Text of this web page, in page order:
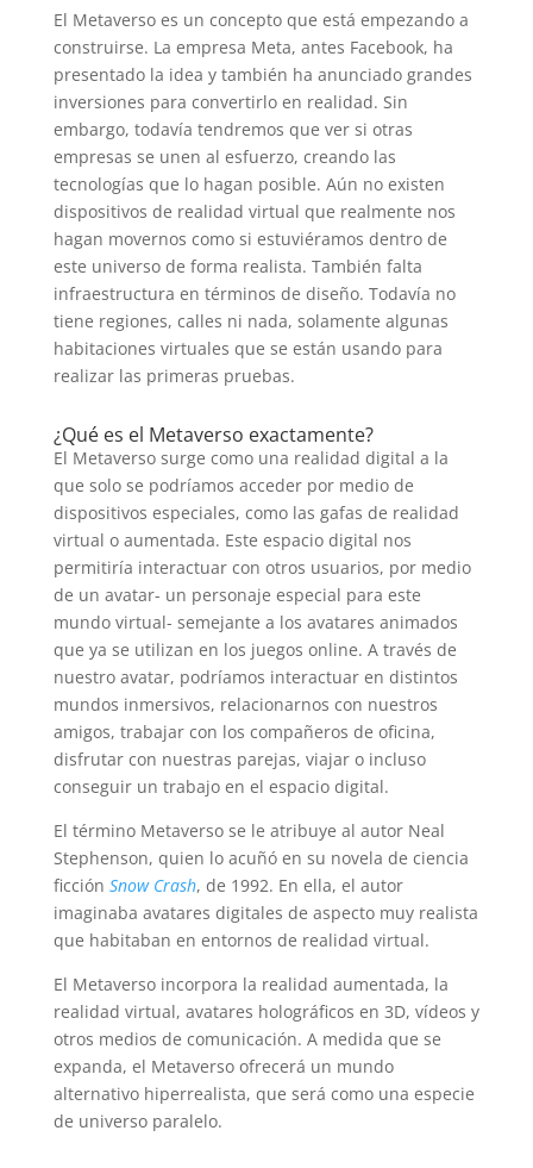
El Metaverso es un concepto que está empezando a
construirse. La empresa Meta, antes Facebook, ha
presentado la idea y también ha anunciado grandes
inversiones para convertirlo en realidad. Sin
embargo, todavía tendremos que ver si otras
empresas se unen al esfuerzo, creando las
tecnologías que lo hagan posible. Aún no existen
dispositivos de realidad virtual que realmente nos
hagan movernos como si estuviéramos dentro de
este universo de forma realista. También falta
infraestructura en términos de diseño. Todavía no
tiene regiones, calles ni nada, solamente algunas
habitaciones virtuales que se están usando para
realizar las primeras pruebas.
¿Qué es el Metaverso exactamente?
El Metaverso surge como una realidad digital a la
que solo se podríamos acceder por medio de
dispositivos especiales, como las gafas de realidad
virtual o aumentada. Este espacio digital nos
permitiría interactuar con otros usuarios, por medio
de un avatar- un personaje especial para este
mundo virtual- semejante a los avatares animados
que ya se utilizan en los juegos online. A través de
nuestro avatar, podríamos interactuar en distintos
mundos inmersivos, relacionarnos con nuestros
amigos, trabajar con los compañeros de oficina,
disfrutar con nuestras parejas, viajar o incluso
conseguir un trabajo en el espacio digital.
El término Metaverso se le atribuye al autor Neal
Stephenson, quien lo acuñó en su novela de ciencia
ficción Snow Crash, de 1992. En ella, el autor
imaginaba avatares digitales de aspecto muy realista
que habitaban en entornos de realidad virtual.
El Metaverso incorpora la realidad aumentada, la
realidad virtual, avatares holográficos en 3D, vídeos y
otros medios de comunicación. A medida que se
expanda, el Metaverso ofrecerá un mundo
alternativo hiperrealista, que será como una especie
de universo paralelo.